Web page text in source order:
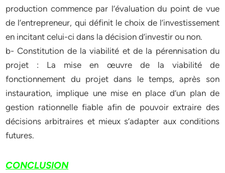
production commence par l’évaluation du point de vue
de l’entrepreneur, qui définit le choix de l’investissement
en incitant celui-ci dans la décision d’investir ou non.
b- Constitution de la viabilité et de la pérennisation du
projet : La mise en œuvre de la viabilité de
fonctionnement du projet dans le temps, après son
instauration, implique une mise en place d’un plan de
gestion rationnelle fiable afin de pouvoir extraire des
décisions arbitraires et mieux s’adapter aux conditions
futures.
CONCLUSION